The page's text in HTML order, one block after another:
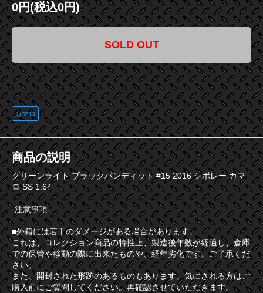
0円(税込0円)
SOLD OUT
この商品に登録されているタグ
カマロ
商品の説明
グリーンライト ブラックバンディット #15 2016 シボレー カマ
ロ SS 1:64
-注意事項-
■外箱には若干のダメージがある場合があります。
これは、コレクション商品の特性上、製造後年数が経過し、倉庫
での保管や移動の際に出来たものや、経年劣化です。ご了承くだ
さい。
また、開封された形跡のあるものもあります。気にされる方はご
購入前にご質問してください。再確認させていただきます。